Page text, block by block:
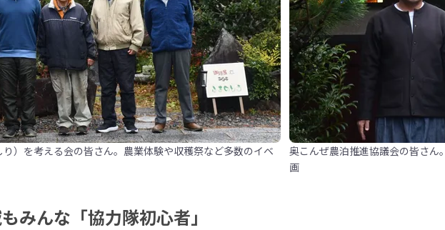
）を考える会の皆さん。農業体験や収穫祭など多数のイベ
奥こんぜ農泊推進協議会の皆さ
画
みんな「協力隊初心者」